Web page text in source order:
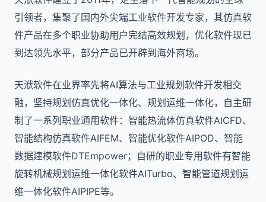
引领者，集聚了国内外尖端工业软件开发专家，其仿真软
件产品在多个职业协助用户完结高效规划，优化软件现已
到达领先水平，部分产品已开辟到海外商场。
天洑软件在业界率先将AI算法与工业规划软件开发相交
融，坚持规划仿真优化一体化、规划运维一体化，自主研
制了一系列职业通用软件：智能热流体仿真软件AICFD、
智能结构仿真软件AIFEM、智能优化软件AIPOD、智能
数据建模软件DTEmpower；自研的职业专用软件有智能
旋转机械规划运维一体化软件AITurbo、智能管道规划运
维一体化软件AIPIPE等。